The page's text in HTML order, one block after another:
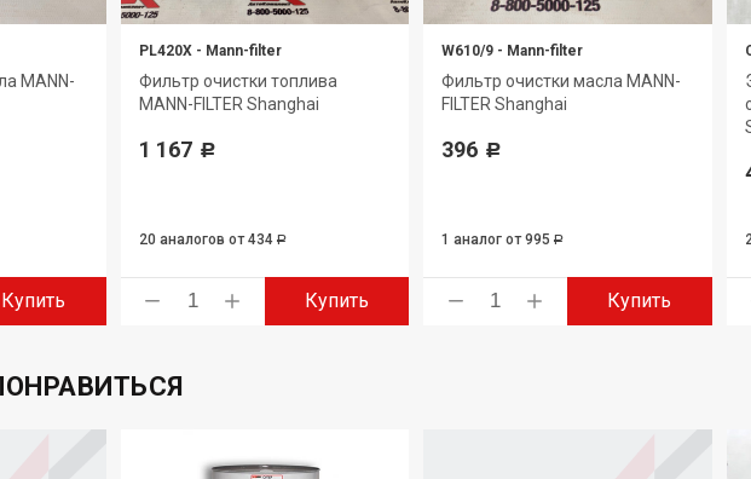
MANN-
Купить
PL420X - Mann-filter
Фильтр очистки топлива
MANN-FILTER Shanghai
1 167 Р
20 аналогов от 434 Р
Купить
W610/9 - Mann-filter
Фильтр очистки масла MANN-
FILTER Shanghai
396 Р
1 аналог от 995 Р
Купить